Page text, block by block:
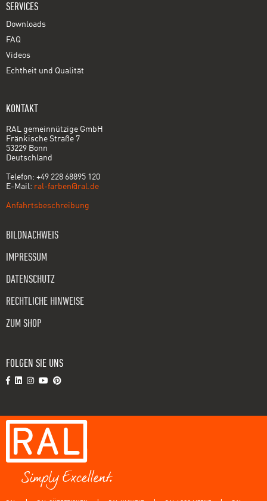
SERVICES
Downloads
FAQ
Videos
Echtheit und Qualität
KONTAKT
RAL gemeinnützige GmbH
Fränkische Straße 7
53229 Bonn
Deutschland
Telefon: +49 228 68895 120
E-Mail: ral-farben@ral.de
Anfahrtsbeschreibung
BILDNACHWEIS
IMPRESSUM
DATENSCHUTZ
RECHTLICHE HINWEISE
ZUM SHOP
FOLGEN SIE UNS